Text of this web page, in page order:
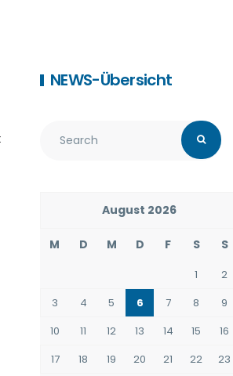
NEWS-Übersicht
August 2026
M D M D F S S
1
2
3
4 5 6 7 8
9
10
11 12 13 14 15
16
17
18 19 20 21 22
23